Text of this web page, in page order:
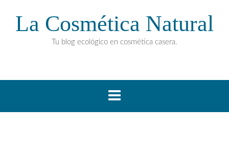
La Cosmética Natural
Tu blog ecológico en cosmética casera.